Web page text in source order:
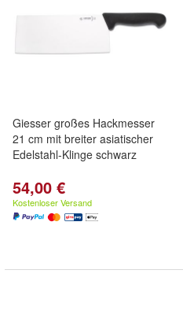
Giesser großes Hackmesser
21 cm mit breiter asiatischer
Edelstahl-Klinge schwarz
54,00 €
Kostenloser Versand